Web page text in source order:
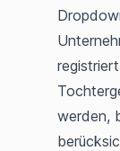
werden,